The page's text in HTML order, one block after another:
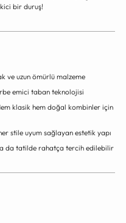
bir duruş!
ve uzun ömürlü malzeme
emici taban teknolojisi
klasik hem doğal kombinler için
stile uyum sağlayan estetik yapı
da tatilde rahatça tercih edilebilir